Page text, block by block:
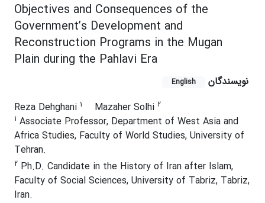
Objectives and Consequences of the
Government’s Development and
Reconstruction Programs in the Mugan
Plain during the Pahlavi Era
نویسندگان English
Reza Dehghani 1 Mazaher Solhi 2
1 Associate Professor, Department of West Asia and
Africa Studies, Faculty of World Studies, University of
Tehran.
2 Ph.D. Candidate in the History of Iran after Islam,
Faculty of Social Sciences, University of Tabriz, Tabriz,
Iran.